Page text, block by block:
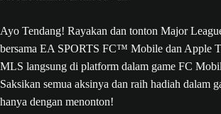
Ayo Tendang! Rayakan dan tonton Major
bersama EA SPORTS FC™ Mobile dan Apple
MLS langsung di platform dalam game FC
Saksikan semua aksinya dan raih hadiah dalam
hanya dengan menonton!